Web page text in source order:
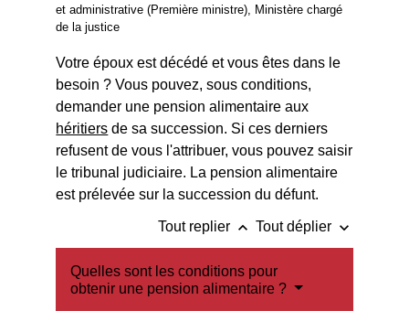
et administrative (Première ministre), Ministère chargé
de la justice
Votre époux est décédé et vous êtes dans le
besoin ? Vous pouvez, sous conditions,
demander une pension alimentaire aux
héritiers de sa succession. Si ces derniers
refusent de vous l'attribuer, vous pouvez saisir
le tribunal judiciaire. La pension alimentaire
est prélevée sur la succession du défunt.
Tout replier keyboard_arrow_up Tout déplier keyboard_arrow_down
Quelles sont les conditions pour
obtenir une pension alimentaire ?